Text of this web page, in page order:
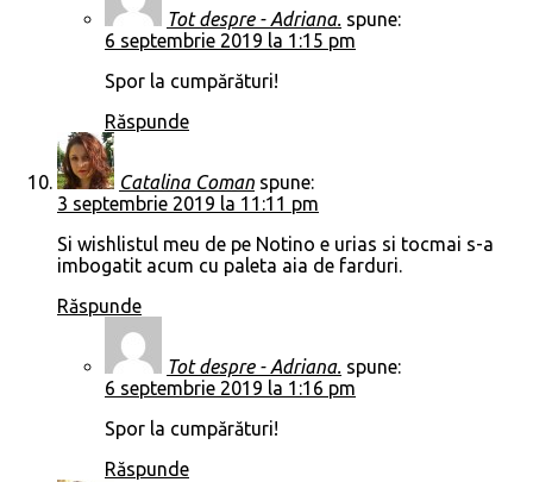
Tot despre - Adriana. spune:
6 septembrie 2019 la 1:15 pm
Spor la cumpărături!
Răspunde
Catalina Coman spune:
3 septembrie 2019 la 11:11 pm
Si wishlistul meu de pe Notino e urias si tocmai s-a
imbogatit acum cu paleta aia de farduri.
Răspunde
Tot despre - Adriana. spune:
6 septembrie 2019 la 1:16 pm
Spor la cumpărături!
Răspunde